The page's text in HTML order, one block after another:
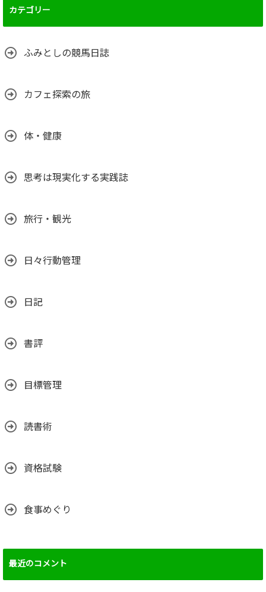
カテゴリー
ふみとしの競馬日誌
カフェ探索の旅
体・健康
思考は現実化する実践誌
旅行・観光
日々行動管理
日記
書評
目標管理
読書術
資格試験
食事めぐり
最近のコメント